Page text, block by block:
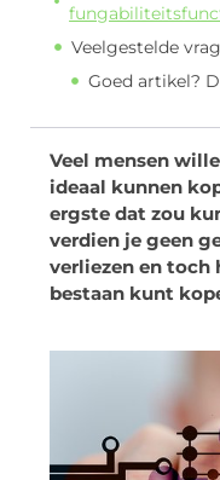
Veelgestelde
Goed artikel?
Veel mensen
ideaal kunnen
ergste dat zou
verdien je geen
verliezen en toch
bestaan kunt